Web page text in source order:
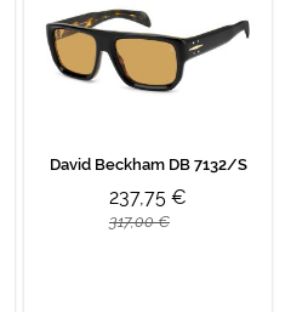
David Beckham DB 7132/S
237,75 €
317,00 €